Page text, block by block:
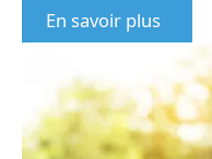
En savoir plus